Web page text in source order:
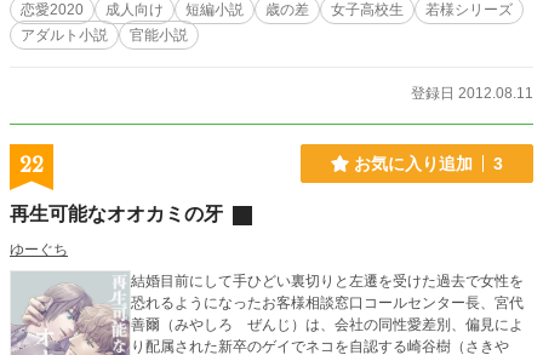
恋愛2020 成人向け 短編小説 歳の差 女子高校生
若様シリーズ
アダルト小説
官能小説
登録日 2012.08.11
22 お気に入り追加 3
再生可能なオオカミの牙
ゆーぐち
結婚目前にして手ひどい裏切りと左遷を受けた過去で女性を
恐れるようになったお客様相談窓口コールセンター長、宮代
善爾（みやしろ ぜんじ）は、会社の同性愛差別、偏見によ
り配属された新卒のゲイでネコを自認する崎谷樹（さきや